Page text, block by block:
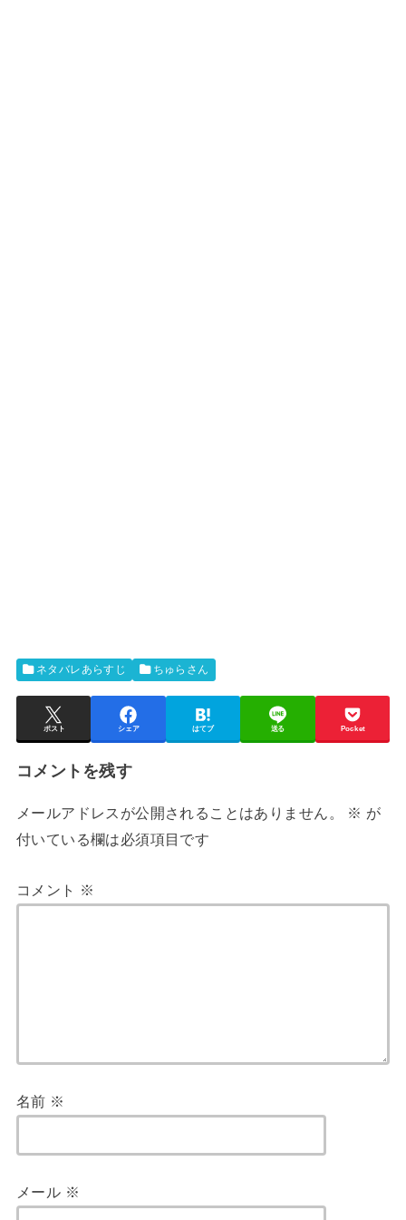
ネタバレあらすじ ちゅらさん
ポスト シェア はてブ 送る Pocket
コメントを残す
メールアドレスが公開されることはありません。 ※ が
付いている欄は必須項目です
コメント ※
名前 ※
メール ※